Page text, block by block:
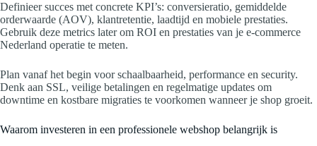
Definieer succes met concrete KPI’s: conversieratio, gemiddelde
orderwaarde (AOV), klantretentie, laadtijd en mobiele prestaties.
Gebruik deze metrics later om ROI en prestaties van je e-commerce
Nederland operatie te meten.
Plan vanaf het begin voor schaalbaarheid, performance en security.
Denk aan SSL, veilige betalingen en regelmatige updates om
downtime en kostbare migraties te voorkomen wanneer je shop groeit.
Waarom investeren in een professionele webshop belangrijk is